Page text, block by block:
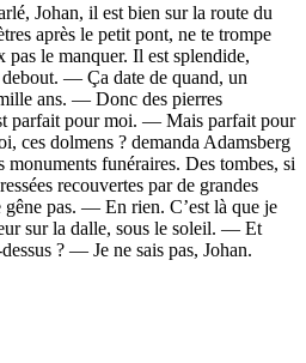
Johan, il est bien sur la route du
après le petit pont, ne te trompe
pas le manquer. Il est splendide,
debout. — Ça date de quand, un
ans. — Donc des pierres
parfait pour moi. — Mais parfait pour
ces dolmens ? demanda Adamsberg
funéraires. Des tombes, si
recouvertes par de grandes
gêne pas. — En rien. C’est là que je
sur la dalle, sous le soleil. — Et
? — Je ne sais pas, Johan.